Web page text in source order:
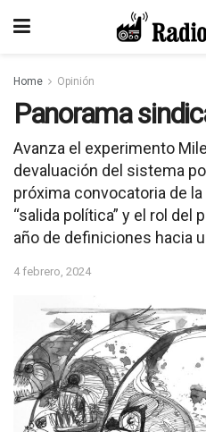
Home Opinión
Panorama
Avanza el experimento
devaluación del sistema
próxima convocatoria de la
“salida política” y el rol del
año de definiciones hacia
4 febrero, 2024